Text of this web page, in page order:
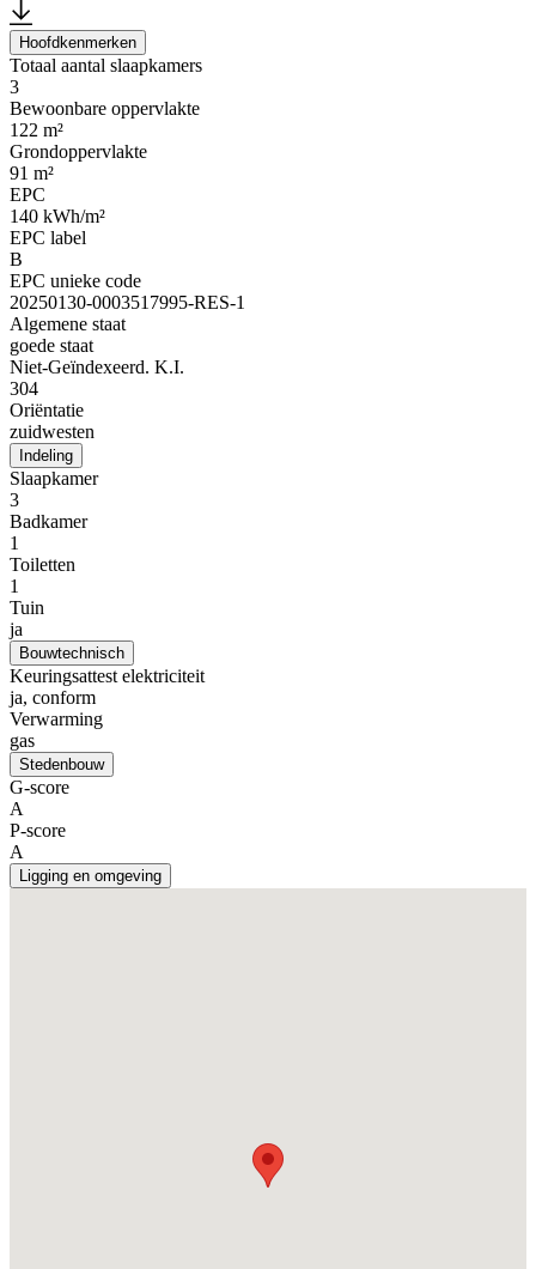
Hoofdkenmerken
Totaal aantal slaapkamers
3
Bewoonbare oppervlakte
122 m²
Grondoppervlakte
91 m²
EPC
140 kWh/m²
EPC label
B
EPC unieke code
20250130-0003517995-RES-1
Algemene staat
goede staat
Niet-Geïndexeerd. K.I.
304
Oriëntatie
zuidwesten
Indeling
Slaapkamer
3
Badkamer
1
Toiletten
1
Tuin
ja
Bouwtechnisch
Keuringsattest elektriciteit
ja, conform
Verwarming
gas
Stedenbouw
G-score
A
P-score
A
Ligging en omgeving